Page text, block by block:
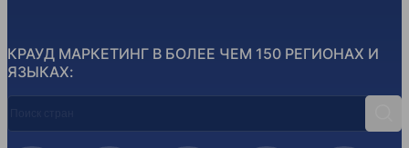
КРАУД МАРКЕТИНГ В БОЛЕЕ ЧЕМ 150 РЕГИОНАХ И
ЯЗЫКАХ: